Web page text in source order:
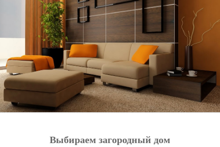
Выбираем загородный дом